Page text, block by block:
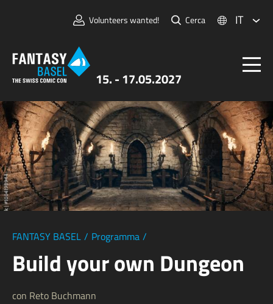
15. - 17.05.2027
Volunteers wanted! Cerca IT
Biglietti
FANTASY BASEL
Informazioni
Per Espositori
Stampa e Media
FANTASY BASEL / Programma /
Build your own Dungeon
con Reto Buchmann